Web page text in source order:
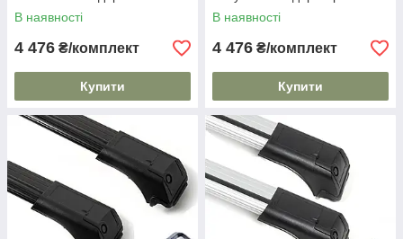
рейлінги. Замок на ключах.
Чорні
В наявності
4 476 ₴/комплект
Купити
Замок на ключах. Сірі
В наявності
4 476 ₴/комплект
Купити